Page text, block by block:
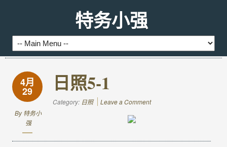
特务小强
4月
29
By特务小
强
日照5-1
Category: 日照 Leave a Comment